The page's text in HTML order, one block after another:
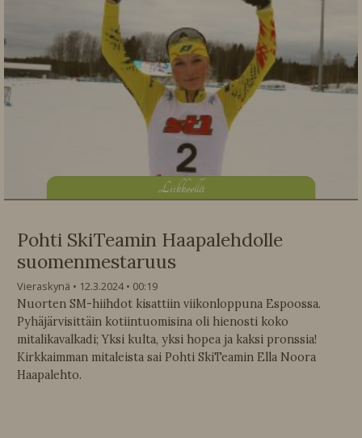
Liikkeellä
Pohti SkiTeamin Haapalehdolle
suomenmestaruus
Vieraskynä 12.3.2024
00:19
Nuorten SM-hiihdot kisattiin viikonloppuna Espoossa.
Pyhäjärvisittäin kotiintuomisina oli hienosti koko
mitalikavalkadi; Yksi kulta, yksi hopea ja kaksi pronssia!
Kirkkaimman mitaleista sai Pohti SkiTeamin Ella Noora
Haapalehto.